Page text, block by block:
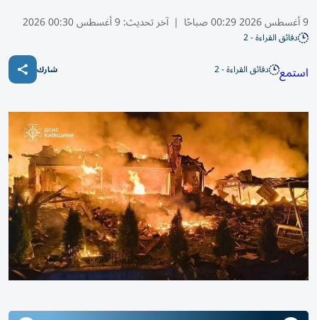
9 أغسطس 2026 00:29 صباحًا | آخر تحديث:9 أغسطس 00:30 2026
دقائق القراءة - 2
استمع دقائق القراءة - 2 شارك